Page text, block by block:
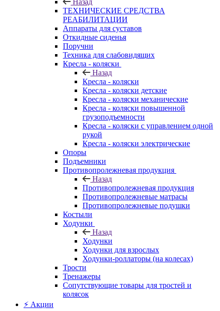
ТЕХНИЧЕСКИЕ СРЕДСТВА
РЕАБИЛИТАЦИИ
Аппараты для суставов
Откидные сиденья
Поручни
Техника для слабовидящих
Кресла - коляски
Назад
Кресла - коляски
Кресла - коляски детские
Кресла - коляски механические
Кресла - коляски повышенной
грузоподъемности
Кресла - коляски с управлением одной
рукой
Кресла - коляски электрические
Опоры
Подъемники
Противопролежневая продукция
Назад
Противопролежневая продукция
Противопролежневые матрасы
Противопролежневые подушки
Костыли
Ходунки
Назад
Ходунки
Ходунки для взрослых
Ходунки-роллаторы (на колесах)
Трости
Тренажеры
Сопутствующие товары для тростей и
колясок
⚡ Акции